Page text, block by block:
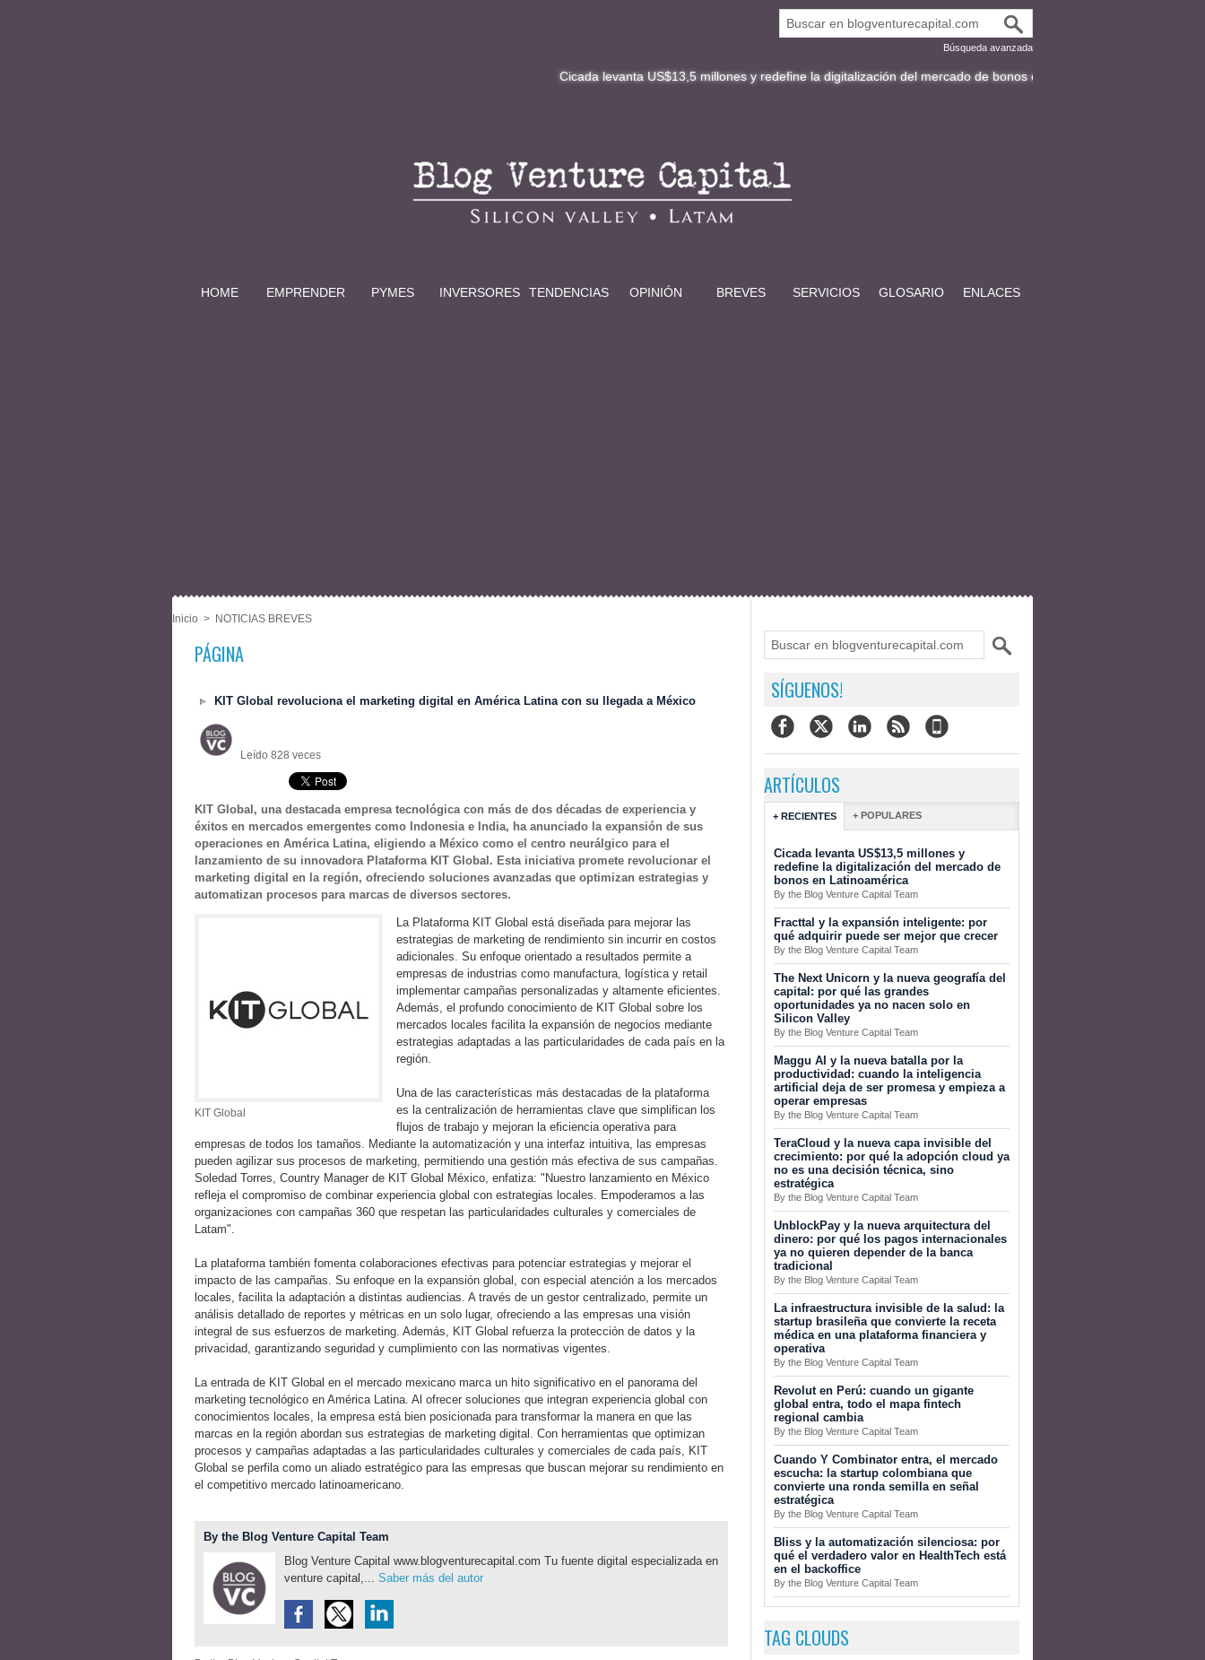
Búsqueda avanzada
Cicada levanta US$13,5 millones y redefine la digitalización del mercado de bonos en Latinoamérica
HOME EMPRENDER PYMES INVERSORES TENDENCIAS OPINIÓN BREVES SERVICIOS GLOSARIO ENLACES
Inicio > NOTICIAS BREVES
PÁGINA
KIT Global revoluciona el marketing digital en América Latina con su llegada a México
Leído 828 veces
KIT Global, una destacada empresa tecnológica con más de dos décadas de experiencia y
éxitos en mercados emergentes como Indonesia e India, ha anunciado la expansión de sus
operaciones en América Latina, eligiendo a México como el centro neurálgico para el
lanzamiento de su innovadora Plataforma KIT Global. Esta iniciativa promete revolucionar el
marketing digital en la región, ofreciendo soluciones avanzadas que optimizan estrategias y
automatizan procesos para marcas de diversos sectores.
KIT Global
La Plataforma KIT Global está diseñada para mejorar las
estrategias de marketing de rendimiento sin incurrir en costos
adicionales. Su enfoque orientado a resultados permite a
empresas de industrias como manufactura, logística y retail
implementar campañas personalizadas y altamente eficientes.
Además, el profundo conocimiento de KIT Global sobre los
mercados locales facilita la expansión de negocios mediante
estrategias adaptadas a las particularidades de cada país en la
región.
Una de las características más destacadas de la plataforma
es la centralización de herramientas clave que simplifican los
flujos de trabajo y mejoran la eficiencia operativa para
empresas de todos los tamaños. Mediante la automatización y una interfaz intuitiva, las empresas
pueden agilizar sus procesos de marketing, permitiendo una gestión más efectiva de sus campañas.
Soledad Torres, Country Manager de KIT Global México, enfatiza: "Nuestro lanzamiento en México
refleja el compromiso de combinar experiencia global con estrategias locales. Empoderamos a las
organizaciones con campañas 360 que respetan las particularidades culturales y comerciales de
Latam".
La plataforma también fomenta colaboraciones efectivas para potenciar estrategias y mejorar el
impacto de las campañas. Su enfoque en la expansión global, con especial atención a los mercados
locales, facilita la adaptación a distintas audiencias. A través de un gestor centralizado, permite un
análisis detallado de reportes y métricas en un solo lugar, ofreciendo a las empresas una visión
integral de sus esfuerzos de marketing. Además, KIT Global refuerza la protección de datos y la
privacidad, garantizando seguridad y cumplimiento con las normativas vigentes.
La entrada de KIT Global en el mercado mexicano marca un hito significativo en el panorama del
marketing tecnológico en América Latina. Al ofrecer soluciones que integran experiencia global con
conocimientos locales, la empresa está bien posicionada para transformar la manera en que las
marcas en la región abordan sus estrategias de marketing digital. Con herramientas que optimizan
procesos y campañas adaptadas a las particularidades culturales y comerciales de cada país, KIT
Global se perfila como un aliado estratégico para las empresas que buscan mejorar su rendimiento en
el competitivo mercado latinoamericano.
By the Blog Venture Capital Team
Blog Venture Capital www.blogventurecapital.com Tu fuente digital especializada en
venture capital,... Saber más del autor
SÍGUENOS!
ARTÍCULOS
+ RECIENTES + POPULARES
Cicada levanta US$13,5 millones y
redefine la digitalización del mercado de
bonos en Latinoamérica
By the Blog Venture Capital Team
Fracttal y la expansión inteligente: por
qué adquirir puede ser mejor que crecer
By the Blog Venture Capital Team
The Next Unicorn y la nueva geografía del
capital: por qué las grandes
oportunidades ya no nacen solo en
Silicon Valley
By the Blog Venture Capital Team
Maggu AI y la nueva batalla por la
productividad: cuando la inteligencia
artificial deja de ser promesa y empieza a
operar empresas
By the Blog Venture Capital Team
TeraCloud y la nueva capa invisible del
crecimiento: por qué la adopción cloud ya
no es una decisión técnica, sino
estratégica
By the Blog Venture Capital Team
UnblockPay y la nueva arquitectura del
dinero: por qué los pagos internacionales
ya no quieren depender de la banca
tradicional
By the Blog Venture Capital Team
La infraestructura invisible de la salud: la
startup brasileña que convierte la receta
médica en una plataforma financiera y
operativa
By the Blog Venture Capital Team
Revolut en Perú: cuando un gigante
global entra, todo el mapa fintech
regional cambia
By the Blog Venture Capital Team
Cuando Y Combinator entra, el mercado
escucha: la startup colombiana que
convierte una ronda semilla en señal
estratégica
By the Blog Venture Capital Team
Bliss y la automatización silenciosa: por
qué el verdadero valor en HealthTech está
en el backoffice
By the Blog Venture Capital Team
TAG CLOUDS